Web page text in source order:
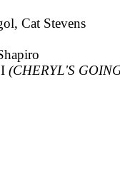
Cat Stevens
(CHERYL'S